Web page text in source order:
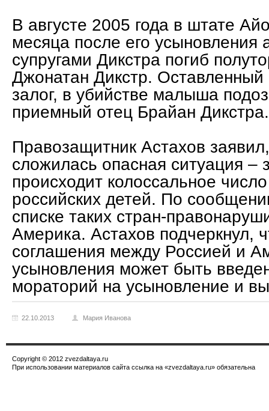
В августе 2005 года в штате
месяца после его усыновления
супругами Дикстра погиб
Джонатан Дикстр. Оставленный
залог, в убийстве малыша
приемный отец Брайан Дикстра.
Правозащитник Астахов
сложилась опасная ситуация –
происходит колоссальное
российских детей. По
списке таких стран-
Америка. Астахов подчеркнул,
соглашения между Россией и
усыновления может быть
мораторий на усыновление и
22.10.2013 Мария Иванова
Copyright © 2012 zvezdaltaya.ru
При использовании материалов сайта ссылка на «zvezdaltaya.ru» обязательна